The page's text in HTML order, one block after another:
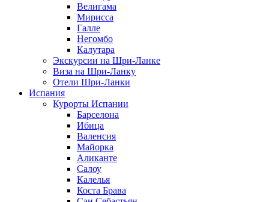
Велигама
Мирисса
Галле
Негомбо
Калутара
Экскурсии на Шри-Ланке
Виза на Шри-Ланку
Отели Шри-Ланки
Испания
Курорты Испании
Барселона
Ибица
Валенсия
Майорка
Аликанте
Салоу
Калелья
Коста Брава